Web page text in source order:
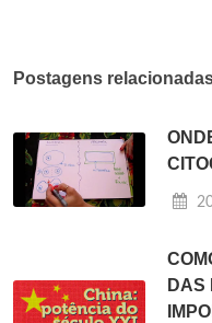
Postagens
DAS